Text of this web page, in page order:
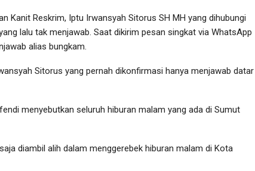
Kanit Reskrim, Iptu Irwansyah Sitorus SH MH yang dihubungi
lalu tak menjawab. Saat dikirim pesan singkat via WhatsApp
alias bungkam.
Sitorus yang pernah dikonfirmasi hanya menjawab datar
menyebutkan seluruh hiburan malam yang ada di Sumut
diambil alih dalam menggerebek hiburan malam di Kota